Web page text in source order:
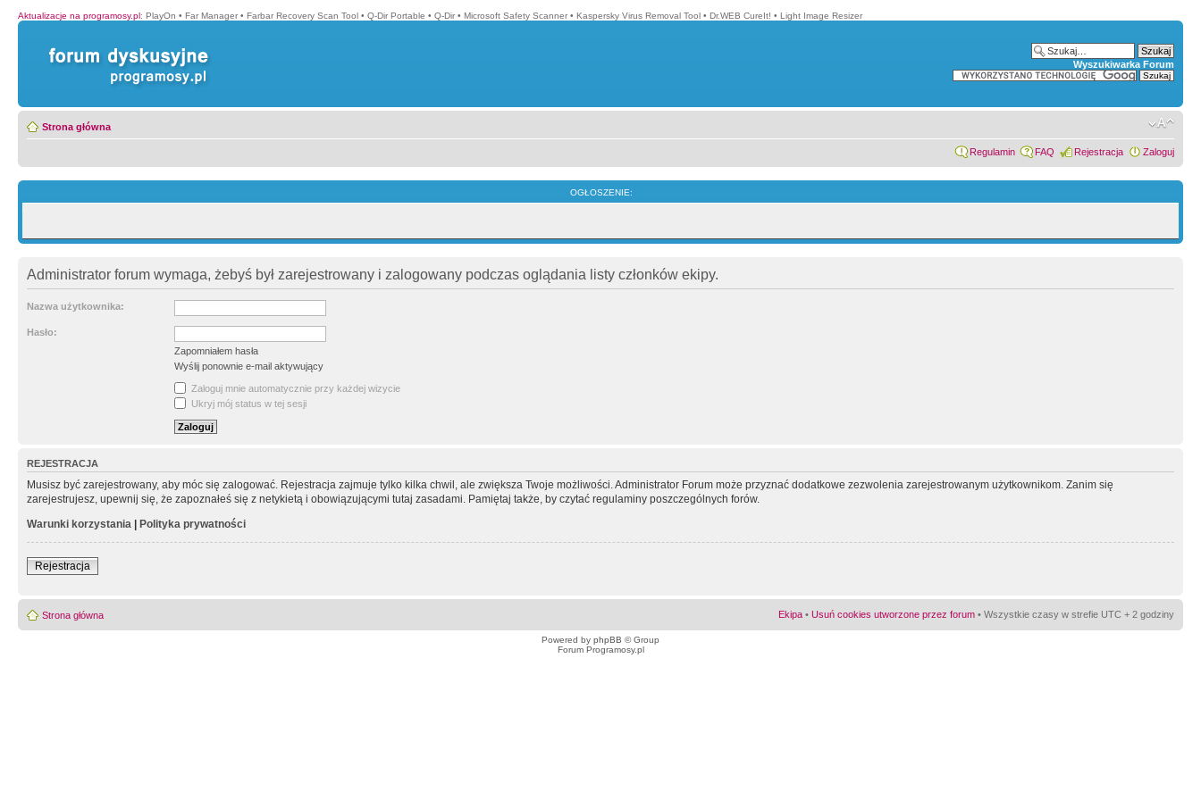
Aktualizacje na programosy.pl: PlayOn • Far Manager • Farbar Recovery Scan Tool • Q-Dir Portable • Q-Dir • Microsoft Safety Scanner • Kaspersky Virus Removal Tool • Dr.WEB CureIt! • Light Image Resizer
Wyszukiwarka Forum
Strona główna
Regulamin FAQ Rejestracja Zaloguj
OGŁOSZENIE:
Administrator forum wymaga, żebyś był zarejestrowany i zalogowany podczas oglądania listy członków ekipy.
Nazwa użytkownika:
Hasło:
Zapomniałem hasła
Wyślij ponownie e-mail aktywujący
Zaloguj mnie automatycznie przy każdej wizycie
Ukryj mój status w tej sesji
REJESTRACJA
Musisz być zarejestrowany, aby móc się zalogować. Rejestracja zajmuje tylko kilka chwil, ale zwiększa Twoje możliwości. Administrator Forum może przyznać dodatkowe zezwolenia zarejestrowanym użytkownikom. Zanim się
zarejestrujesz, upewnij się, że zapoznałeś się z netykietą i obowiązującymi tutaj zasadami. Pamiętaj także, by czytać regulaminy poszczególnych forów.
Warunki korzystania | Polityka prywatności
Rejestracja
Strona główna Ekipa • Usuń cookies utworzone przez forum • Wszystkie czasy w strefie UTC + 2 godziny
Powered by phpBB © Group
Forum Programosy.pl